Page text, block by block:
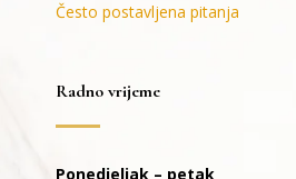
Često postavljena pitanja
Radno vrijeme
Ponedjeljak – petak